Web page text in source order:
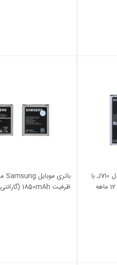
باتری موبایل Samsung مدل J710 با
ظرفیت 3300mAh (گارانتی 12 ماهه